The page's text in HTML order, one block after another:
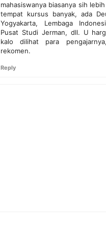
mahasiswanya biasanya sih
tempat kursus banyak, ada
Yogyakarta, Lembaga
Pusat Studi Jerman, dll. U
kalo dilihat para
rekomen.
Reply